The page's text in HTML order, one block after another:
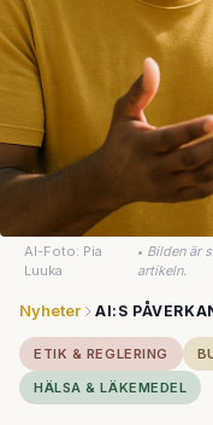
AI-Foto: Pia
Luuka
• Bilden är
artikeln.
Nyheter AI:S
ETIK & REGLERING
HÄLSA & LÄKEMEDEL